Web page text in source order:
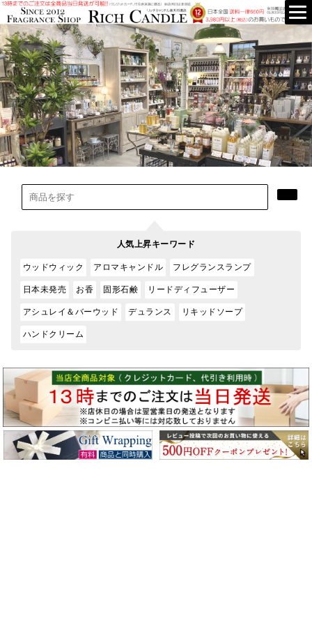
人気上昇キーワード
ウッドウィック アロマキャンドル フレグランスランプ
日本未発売 お香 固形石鹸 リードディフューザー
アシュレイ＆バーウッド デュランス リキッドソープ
ハンドクリーム